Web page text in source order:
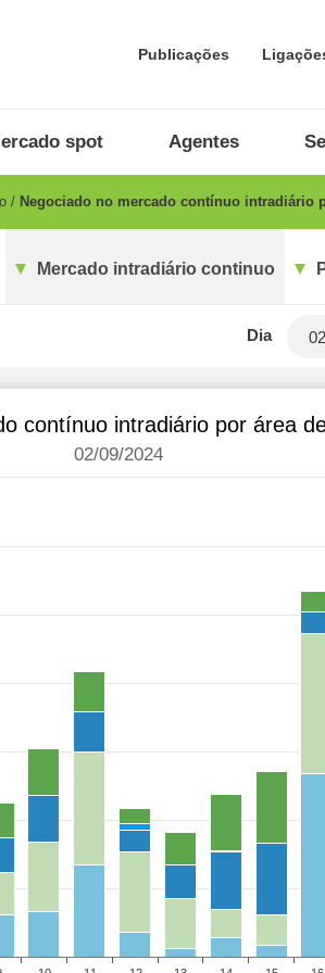
Publicações
spot Agentes
Negociado no mercado contínuo intradiário
Mercado intradiário continuo
Dia
contínuo intradiário por área
02/09/2024